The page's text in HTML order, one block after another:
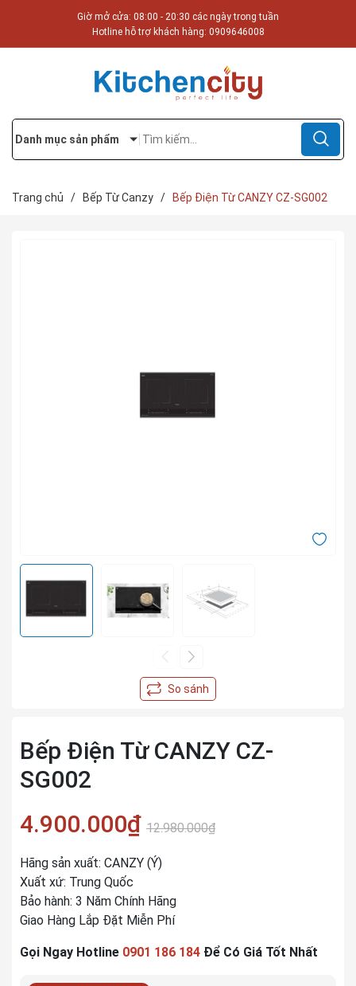
Giờ mở cửa: 08:00 - 20:30 các ngày trong tuần
Hotline hỗ trợ khách hàng: 0909646008
Danh mục sản phẩm
Trang chủ / Bếp Từ Canzy / Bếp Điện Từ CANZY CZ-SG002
Bếp Điện Từ CANZY CZ-
SG002
4.900.000₫ 12.980.000₫
Hãng sản xuất: CANZY (Ý)
Xuất xứ: Trung Quốc
Bảo hành: 3 Năm Chính Hãng
Giao Hàng Lắp Đặt Miễn Phí
Gọi Ngay Hotline 0901 186 184 Để Có Giá Tốt Nhất